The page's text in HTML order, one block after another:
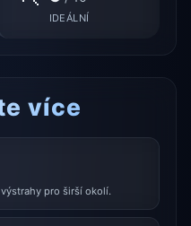
IDEÁLNÍ
více
pro širší okolí.